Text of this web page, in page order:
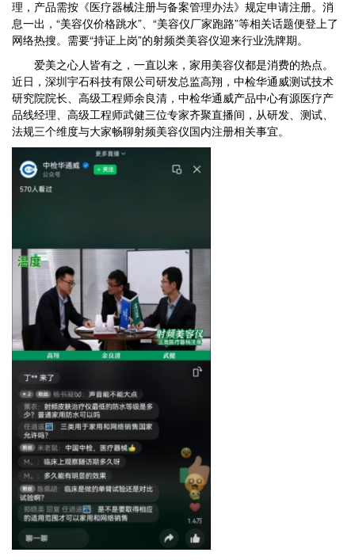
理，产品需按《医疗器械注册与备案管理办法》规定申请注册。消
息一出，“美容仪价格跳水”、“美容仪厂家跑路”等相关话题便登上了
网络热搜。需要“持证上岗”的射频类美容仪迎来行业洗牌期。
爱美之心人皆有之，一直以来，家用美容仪都是消费的热点。
近日，深圳宇石科技有限公司研发总监高翔，中检华通威测试技术
研究院院长、高级工程师余良清，中检华通威产品中心有源医疗产
品线经理、高级工程师武健三位专家齐聚直播间，从研发、测试、
法规三个维度与大家畅聊射频美容仪国内注册相关事宜。